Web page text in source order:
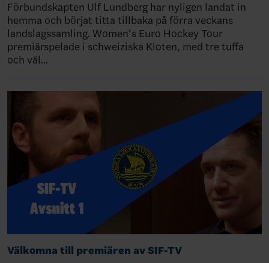
Förbundskapten Ulf Lundberg har nyligen landat in
hemma och börjat titta tillbaka på förra veckans
landslagssamling. Women’s Euro Hockey Tour
premiärspelade i schweiziska Kloten, med tre tuffa
och väl…
Välkomna till premiären av SIF-TV